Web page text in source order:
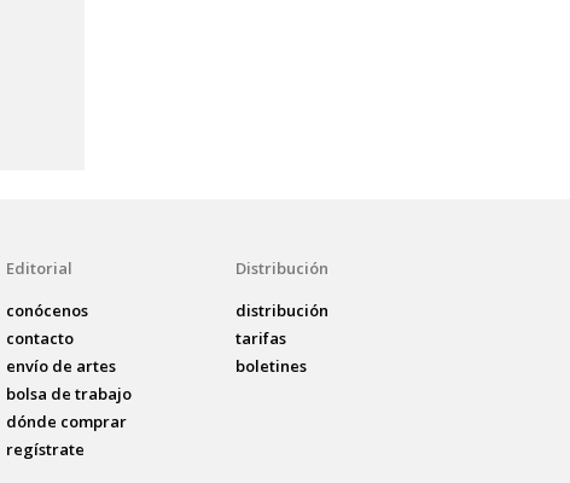
Editorial
conócenos
contacto
envío de artes
bolsa de trabajo
dónde comprar
regístrate
Distribución
distribución
tarifas
boletines